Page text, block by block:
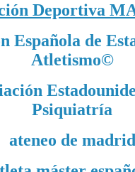
Deportiva
Española de
Atletismo©
Psiquiatría
ateneo de madrid